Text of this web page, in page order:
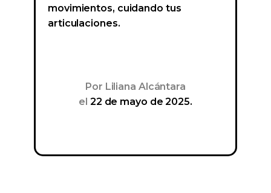
movimientos, cuidando tus
articulaciones.
Por Liliana Alcántara
el 22 de mayo de 2025.